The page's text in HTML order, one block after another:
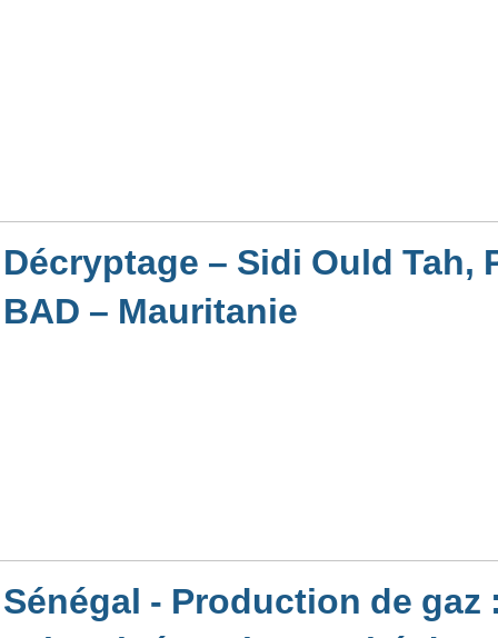
Décryptage – Sidi Ould Tah,
BAD – Mauritanie
Sénégal - Production de gaz